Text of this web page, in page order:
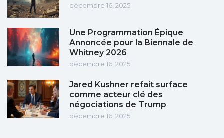
décembre 16, 2025
Une Programmation Épique
Annoncée pour la Biennale de
Whitney 2026
décembre 16, 2025
Jared Kushner refait surface
comme acteur clé des
négociations de Trump
décembre 16, 2025